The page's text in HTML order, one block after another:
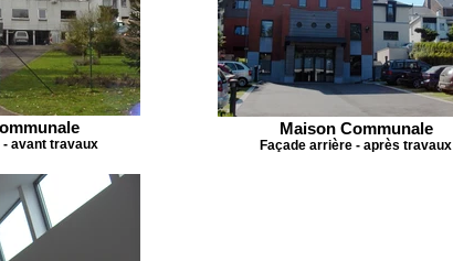
avant travaux
Maison Communale
Façade arrière - après travaux